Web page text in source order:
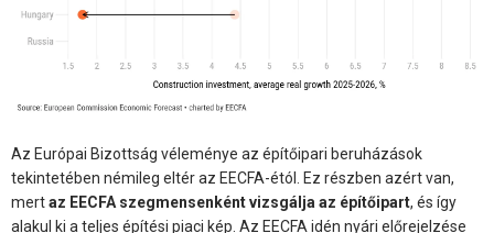
Az Európai Bizottság véleménye az építőipari beruházások
tekintetében némileg eltér az EECFA-étól. Ez részben azért van,
mertaz EECFA szegmensenként vizsgálja az építőipart, és így
alakul ki a teljes építési piaci kép. Az EECFA idén nyári előrejelzése